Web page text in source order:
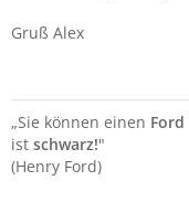
Gruß Alex
„Sie können einen Ford
ist schwarz!"
(Henry Ford)